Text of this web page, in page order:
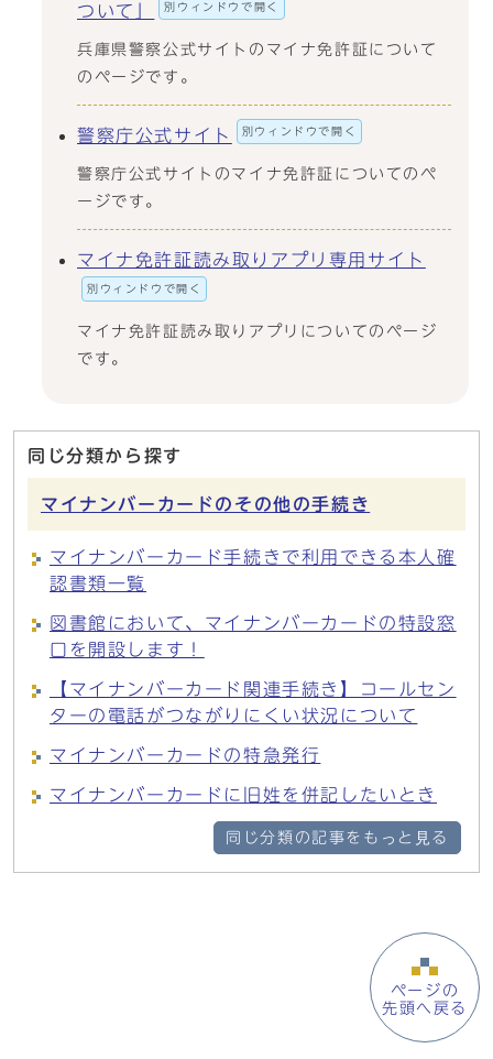
ついて」
別ウィンドウで開く
兵庫県警察公式サイトのマイナ免許証について
のページです。
警察庁公式サイト 別ウィンドウで開く
警察庁公式サイトのマイナ免許証についてのペ
ージです。
マイナ免許証読み取りアプリ専用サイト
別ウィンドウで開く
マイナ免許証読み取りアプリについてのページ
です。
同じ分類から探す
マイナンバーカードのその他の手続き
マイナンバーカード手続きで利用できる本人確
認書類一覧
図書館において、マイナンバーカードの特設窓
口を開設します！
【マイナンバーカード関連手続き】コールセン
ターの電話がつながりにくい状況について
マイナンバーカードの特急発行
マイナンバーカードに旧姓を併記したいとき
同じ分類の記事をもっと見る
ページの
先頭へ戻る